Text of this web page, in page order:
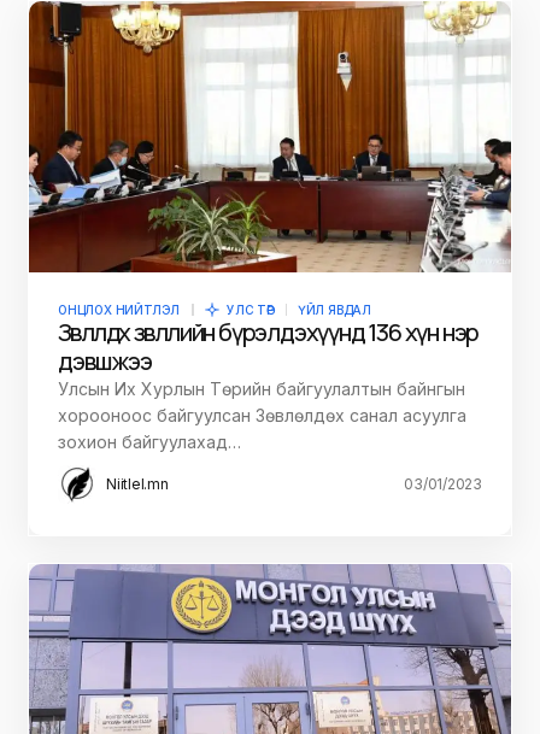
ОНЦЛОХ НИЙТЛЭЛ УЛС ТӨР ҮЙЛ ЯВДАЛ
Зөвлөлдөх зөвлөлийн бүрэлдэхүүнд 136 хүн нэр
дэвшжээ
Улсын Их Хурлын Төрийн байгуулалтын байнгын
хорооноос байгуулсан Зөвлөлдөх санал асуулга
зохион байгуулахад…
Niitlel.mn 03/01/2023